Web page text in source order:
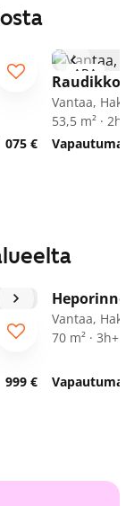
075 €
ARA
Vantaa,
53,5 m² ·
999 €
Heporinne
Vantaa,
70 m² · 3h+k